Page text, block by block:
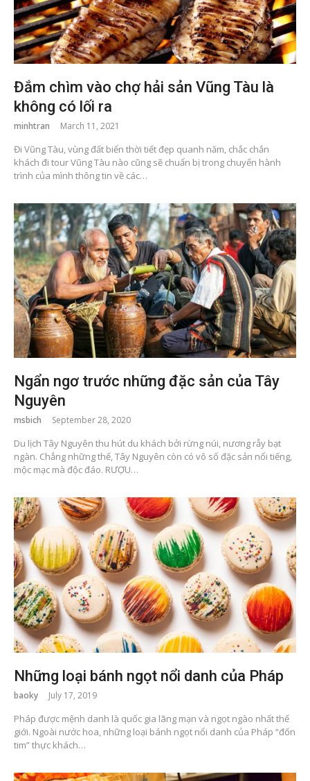
Đắm chìm vào chợ hải sản Vũng Tàu là
không có lối ra
minhtran March 11, 2021
Đi Vũng Tàu, vùng đất biển thời tiết đẹp quanh năm, chắc chắn
khách đi tour Vũng Tàu nào cũng sẽ chuẩn bị trong chuyến hành
trình của mình thông tin về các…
Ngẩn ngơ trước những đặc sản của Tây
Nguyên
msbich September 28, 2020
Du lịch Tây Nguyên thu hút du khách bởi rừng núi, nương rẫy bạt
ngàn. Chẳng những thế, Tây Nguyên còn có vô số đặc sản nổi tiếng,
mộc mạc mà độc đáo. RƯỢU…
Những loại bánh ngọt nổi danh của Pháp
baoky July 17, 2019
Pháp được mệnh danh là quốc gia lãng mạn và ngọt ngào nhất thế
giới. Ngoài nước hoa, những loại bánh ngọt nổi danh của Pháp “đốn
tim” thực khách…